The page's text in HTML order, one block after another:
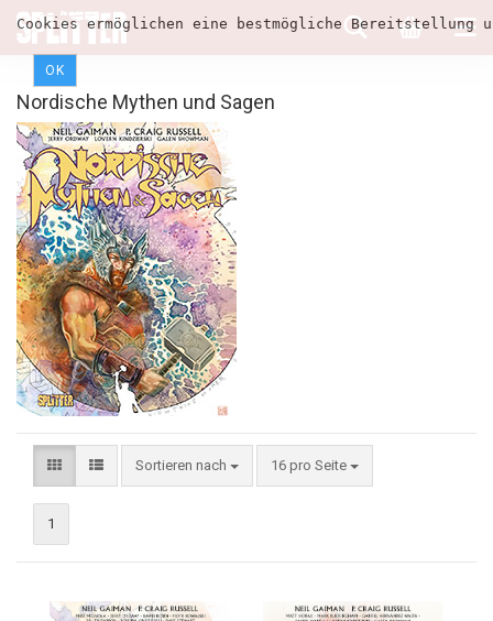
Cookies ermöglichen eine bestmögliche
OK
Nordische Mythen und Sagen
Sortieren nach 16 pro Seite
1